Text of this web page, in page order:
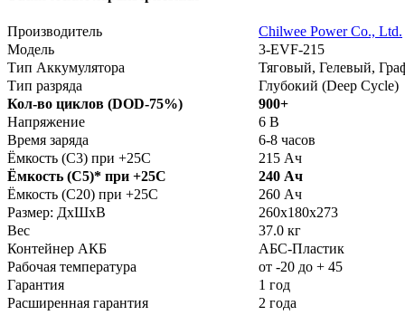
Производитель
Chilwee Power Co., Ltd.
Модель
3-EVF-215
Тип Аккумулятора
Тяговый, Гелевый,
Тип разряда
Глубокий (Deep Cycle)
Кол-во циклов (DOD-75%)
900+
Напряжение
6 В
Время заряда
6-8 часов
Ёмкость (С3) при +25С
215 Ач
Ёмкость (С5)* при +25С
240 Ач
Ёмкость (С20) при +25С
260 Ач
Размер: ДхШхВ
260х180х273
Вес
37.0 кг
Контейнер АКБ
АБС-Пластик
Рабочая температура
от -20 до + 45
Гарантия
1 год
Расширенная гарантия
2 года